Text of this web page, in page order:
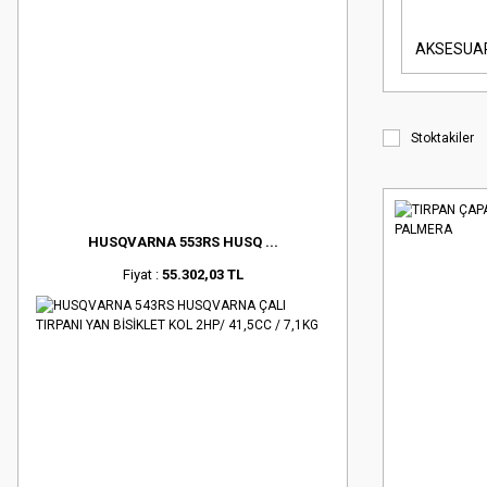
HUSQVARNA 553RS HUSQ ...
Fiyat : 55.302,03 TL
Stoktakiler